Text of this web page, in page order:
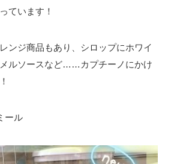
ています！
ンジ商品もあり、シロップにホワイ
メルソースなど……カプチーノにかけ
ール